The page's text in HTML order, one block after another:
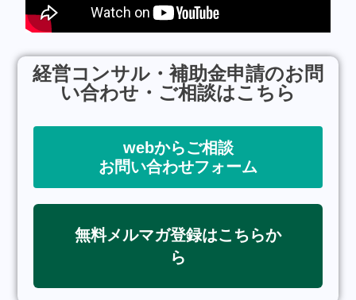
経営コンサル・補助金申請のお問
い合わせ・ご相談はこちら
webからご相談
お問い合わせフォーム
無料メルマガ登録はこちらか
ら